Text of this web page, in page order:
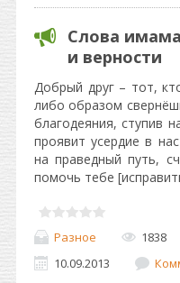
Слова
и верности
Добрый друг – тот,
либо образом
благодеяния, ступив
проявит усердие в
на праведный путь,
помочь тебе
Разное 1838
10.09.2013